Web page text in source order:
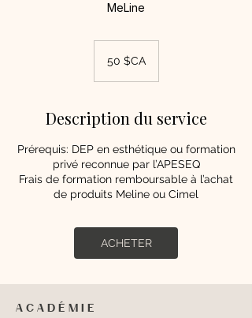
MeLine
canadiens
50 $CA
Description du service
Prérequis: DEP en esthétique ou formation
privé reconnue par l’APESEQ
Frais de formation remboursable à l’achat
de produits Meline ou Cimel
ACHETER
A C A D É M I E